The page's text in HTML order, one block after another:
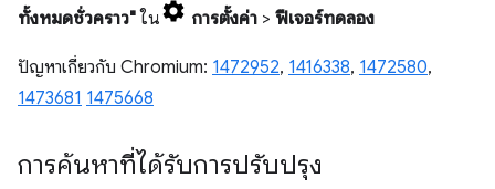
ทั้งหมดชั่วคราว"ใน การตั้งค่า > ฟีเจอร์ทดลอง
ปัญหาเกี่ยวกับ Chromium: 1472952, 1416338, 1472580,
1473681 1475668
การค้นหาที่ได้รับการปรับปรุง